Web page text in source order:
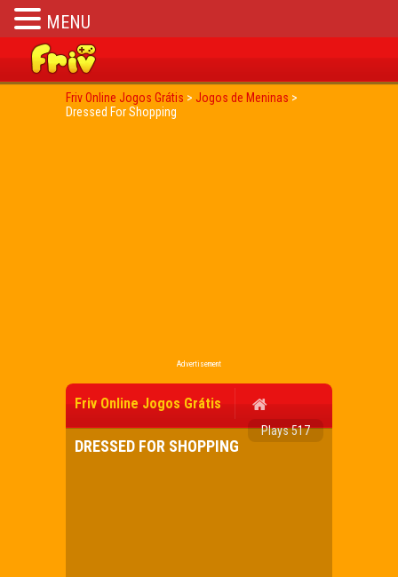
Friv Online Jogos Grátis > Jogos de Meninas >
Dressed For Shopping
Advertisement
Friv Online Jogos Grátis
Plays 517
DRESSED FOR SHOPPING
MENU